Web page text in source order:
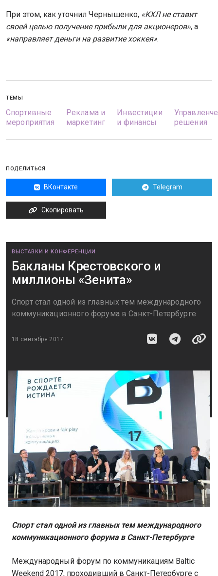
При этом, как уточнил Чернышенко, «КХЛ не ставит
своей целью получение прибыли для акционеров», а
«направляет деньги на развитие хоккея».
ТЕМЫ
Спортивные
мероприятия
Реклама и
маркетинг
Инвестиции
и финансы
решения
ПОДЕЛИТЬСЯ
ВКонтакте Telegram
Скопировать
ВЫСТАВКИ И КОНФЕРЕНЦИИ
Бакланы Крестовского и
миллионы «Зенита»
Спорт стал одной из главных тем международного
коммуникационного форума в Санкт-Петербурге
18 сентября 2017
Спорт стал одной из главных тем международного
коммуникационного форума в Санкт-Петербурге
Международный форум по коммуникациям Baltic
Weekend 2017, проходивший в Санкт-Петербурге с